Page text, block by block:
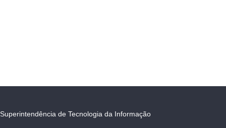
Superintendência de Tecnologia da Informação